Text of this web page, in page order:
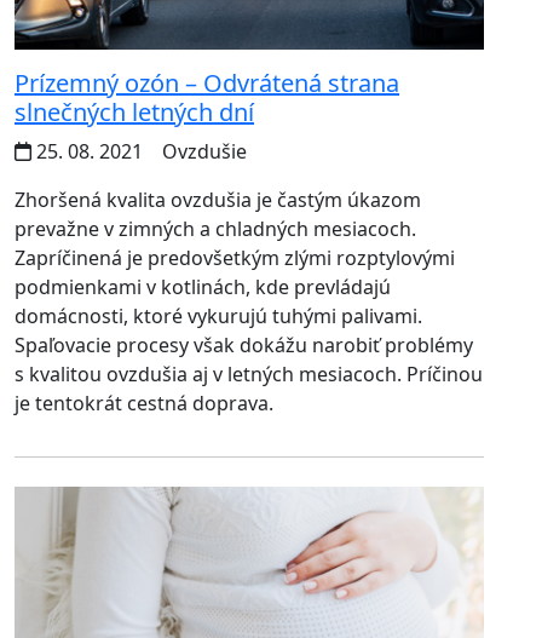
Prízemný ozón – Odvrátená strana
slnečných letných dní
25. 08. 2021
Ovzdušie
Zhoršená kvalita ovzdušia je častým úkazom
prevažne v zimných a chladných mesiacoch.
Zapríčinená je predovšetkým zlými rozptylovými
podmienkami v kotlinách, kde prevládajú
domácnosti, ktoré vykurujú tuhými palivami.
Spaľovacie procesy však dokážu narobiť problémy
s kvalitou ovzdušia aj v letných mesiacoch. Príčinou
je tentokrát cestná doprava.